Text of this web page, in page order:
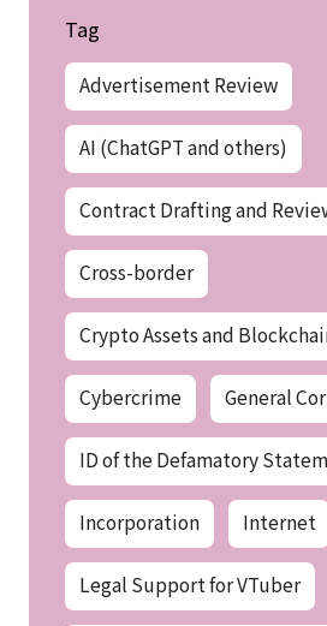
Tag
Advertisement Review
AI (ChatGPT and others)
Contract Drafting and
Cross-border
Crypto Assets and
Cybercrime General
ID of the Defamatory
Incorporation Internet
Legal Support for VTuber